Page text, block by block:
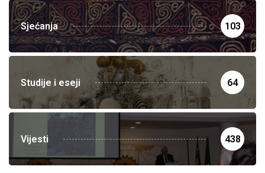
Sjećanja 103
Studije i eseji 64
Vijesti 438